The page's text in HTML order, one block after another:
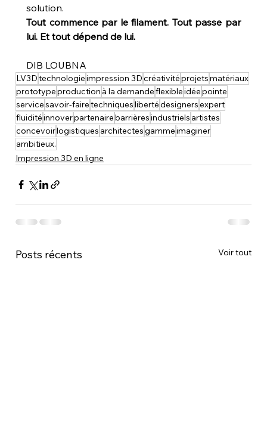
solution.
Tout commence par le filament. Tout passe par
lui. Et tout dépend de lui.
DIB LOUBNA
LV3Dtechnologieimpression 3Dcréativitéprojetsmatériaux
prototypeproduction à la demandeflexibleidéepointe
servicesavoir-fairetechniqueslibertédesignersexpert
fluiditéinnoverpartenairebarrièresindustriels artistes
concevoirlogistiques architectesgammeimaginer
ambitieux.
Impression 3D en ligne
Posts récents Voir tout